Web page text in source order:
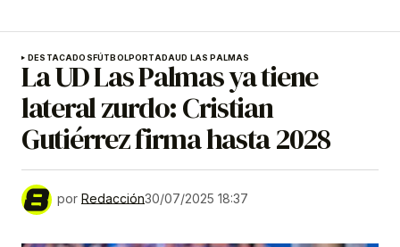
DESTACADOSFÚTBOLPORTADAUD LAS PALMAS
La UD Las Palmas ya tiene
lateral zurdo: Cristian
Gutiérrez firma hasta 2028
por Redacción30/07/2025 18:37